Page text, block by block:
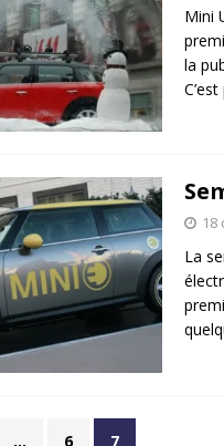
Mini
la
18
La
… 6 7